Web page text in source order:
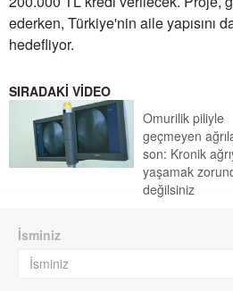
ederken, Türkiye'nin aile yapısını
hedefliyor.
SIRADAKİ VİDEO
Omurilik piliyle
geçmeyen
son: Kronik
yaşamak
değilsiniz
İsminiz